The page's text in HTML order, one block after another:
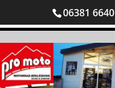
06381 6640